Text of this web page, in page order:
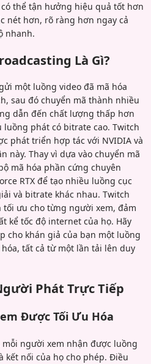
thể tận hưởng hiệu quả tốt hơn
nét hơn, rõ ràng hơn ngay cả
nhanh.
Là Gì?
một luồng video đã mã hóa
sau đó chuyển mã thành nhiều
dẫn đến chất lượng thấp hơn
phát có bitrate cao. Twitch
phát triển hợp tác với NVIDIA và
này. Thay vì dựa vào chuyển mã
mã hóa phần cứng chuyên
RTX để tạo nhiều luồng cục
và bitrate khác nhau. Twitch
ưu cho từng người xem, đảm
kể tốc độ internet của họ. Hãy
cho khán giả của bạn một luồng
tất cả từ một lần tải lên duy
Phát Trực Tiếp
Được Tối Ưu Hóa
mỗi người xem nhận được luồng
kết nối của họ cho phép. Điều